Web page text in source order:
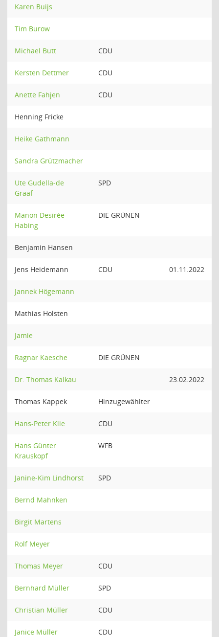
Karen Buijs
Tim Burow
Michael Butt CDU
Kersten Dettmer CDU
Anette Fahjen CDU
Henning Fricke
Heike Gathmann
Sandra Grützmacher
Ute Gudella-de
Graaf
SPD
Manon Desirée
Habing
DIE GRÜNEN
Benjamin Hansen
Jens Heidemann CDU 01.11.2022
Jannek Högemann
Mathias Holsten
Jamie
Ragnar Kaesche DIE GRÜNEN
Dr. Thomas Kalkau 23.02.2022
Thomas Kappek Hinzugewählter
Hans-Peter Klie CDU
Hans Günter
Krauskopf
WFB
Janine-Kim Lindhorst SPD
Bernd Mahnken
Birgit Martens
Rolf Meyer
Thomas Meyer CDU
Bernhard Müller SPD
Christian Müller CDU
Janice Müller CDU